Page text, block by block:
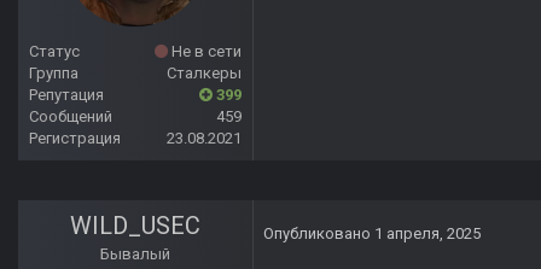
Статус
Не в сети
Группа
Сталкеры
Репутация
399
Сообщений
459
Регистрация
23.08.2021
WILD_USEC
Бывалый
Опубликовано 1 апреля, 2025